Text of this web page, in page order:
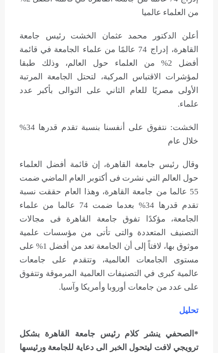
من العلماء عالميا
أعلن الدكتور محمد عثمان الخشت رئيس جامعة
القاهرة، إدراج 74 عالمًا من علماء الجامعة في قائمة
أفضل 2% من العلماء حول العالم، وذلك طبقا
لمؤشرات الاقتباس المركبة، لتحتل الجامعة المرتبة
الأولى مصريًا للعام الثاني على التوالى بأكبر عدد
علماء.
الخشت: نتفوق على أنفسنا بنسبة تقدم قدرها 34%
خلال عام
وقال رئيس جامعة القاهرة، إن قائمة أفضل العلماء
حول العالم التي نشرت فى أكتوبر العام الماضي ضمت
55 عالما من جامعة القاهرة، وهذا العام حققت نسبة
تقدم قدرها 34% بعدما ضمت 74 عالما من علماء
الجامعة، مؤكدًا تفوق جامعة القاهرة فى مجالات
التصنيف المتعددة والتى تأتى من مؤسسات علمية
موثوق بها، لافتاً إلى أن الجامعة تعد من أفضل 1% على
مستوى الجامعات العالمية، وتتقدم على جامعات
عالمية كبرى في التصنيفات العالمية المرموقة وتتفوق
على عدد من جامعات أوروبا وأمريكا وآسيا.
تحليل
*الصحفي ينشر كلام رئيس جامعة القاهرة بشكل
ترويجي لافت ليتحول الخبر الى دعاية للجامعة ورئيسها